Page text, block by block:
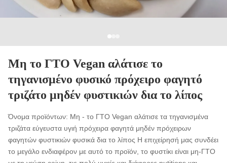
Μη το ΓΤΟ Vegan αλάτισε το
τηγανισμένο φυσικό πρόχειρο φαγητό
τριζάτο μηδέν φυστικιών δια το λίπος
Όνομα προϊόντων: Μη - το ΓΤΟ Vegan αλάτισε τα τηγανισμένα
τριζάτα εύγευστα υγιή πρόχειρα φαγητά μηδέν πρόχειρων
φαγητών φυστικιών φυσικά δια το λίπος Η επιχείρησή μας συνδέει
το μεγάλο ενδιαφέρον με αυτό το προϊόν, το φυστίκι είναι μη-ΓΤΟ